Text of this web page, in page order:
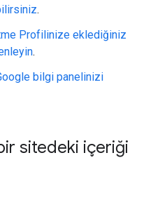
.
Profilinize eklediğiniz
.
bilgi panelinizi
sitedeki içeriği